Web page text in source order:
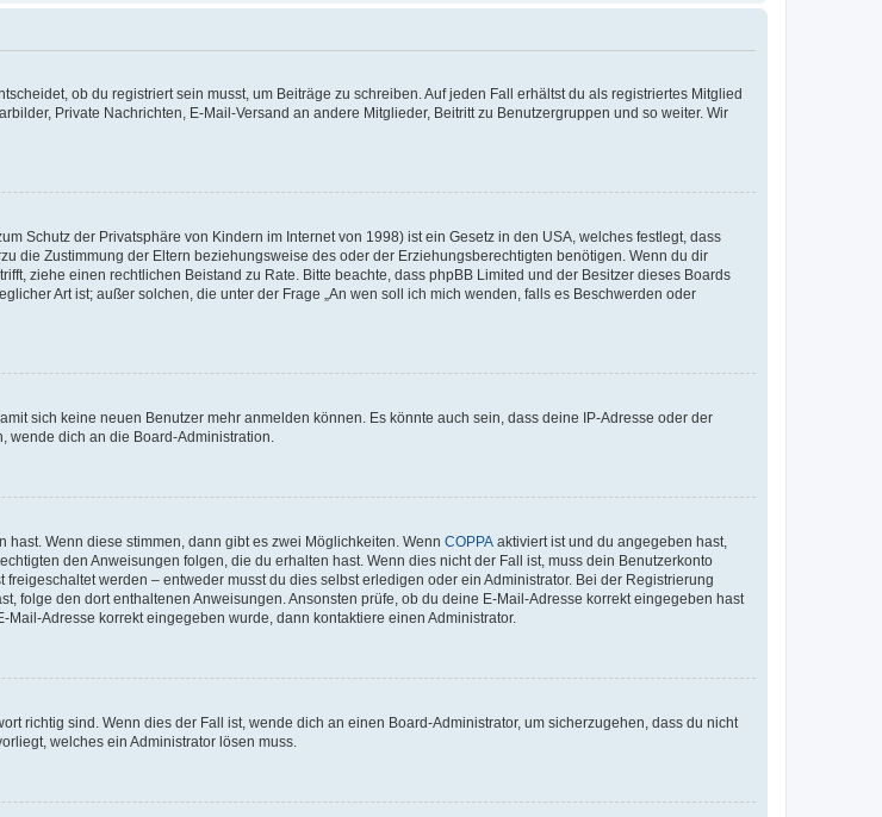
ob du registriert sein musst, um Beiträge zu schreiben. Auf jeden Fall erhältst du als registriertes Mitglied
Private Nachrichten, E-Mail-Versand an andere Mitglieder, Beitritt zu Benutzergruppen und so weiter. Wir
Schutz der Privatsphäre von Kindern im Internet von 1998) ist ein Gesetz in den USA, welches festlegt, dass
die Zustimmung der Eltern beziehungsweise des oder der Erziehungsberechtigten benötigen. Wenn du dir
ziehe einen rechtlichen Beistand zu Rate. Bitte beachte, dass phpBB Limited und der Besitzer dieses Boards
Art ist; außer solchen, die unter der Frage „An wen soll ich mich wenden, falls es Beschwerden oder
sich keine neuen Benutzer mehr anmelden können. Es könnte auch sein, dass deine IP-Adresse oder der
wende dich an die Board-Administration.
Wenn diese stimmen, dann gibt es zwei Möglichkeiten. Wenn COPPA aktiviert ist und du angegeben hast,
den Anweisungen folgen, die du erhalten hast. Wenn dies nicht der Fall ist, muss dein Benutzerkonto
werden – entweder musst du dies selbst erledigen oder ein Administrator. Bei der Registrierung
folge den dort enthaltenen Anweisungen. Ansonsten prüfe, ob du deine E-Mail-Adresse korrekt eingegeben hast
Adresse korrekt eingegeben wurde, dann kontaktiere einen Administrator.
richtig sind. Wenn dies der Fall ist, wende dich an einen Board-Administrator, um sicherzugehen, dass du nicht
welches ein Administrator lösen muss.